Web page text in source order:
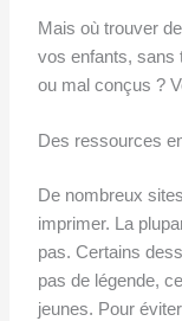
Mais où trouver
vos enfants, sans
ou mal conçus ?
Des ressources
De nombreux
imprimer. La
pas. Certains
pas de légende,
jeunes. Pour